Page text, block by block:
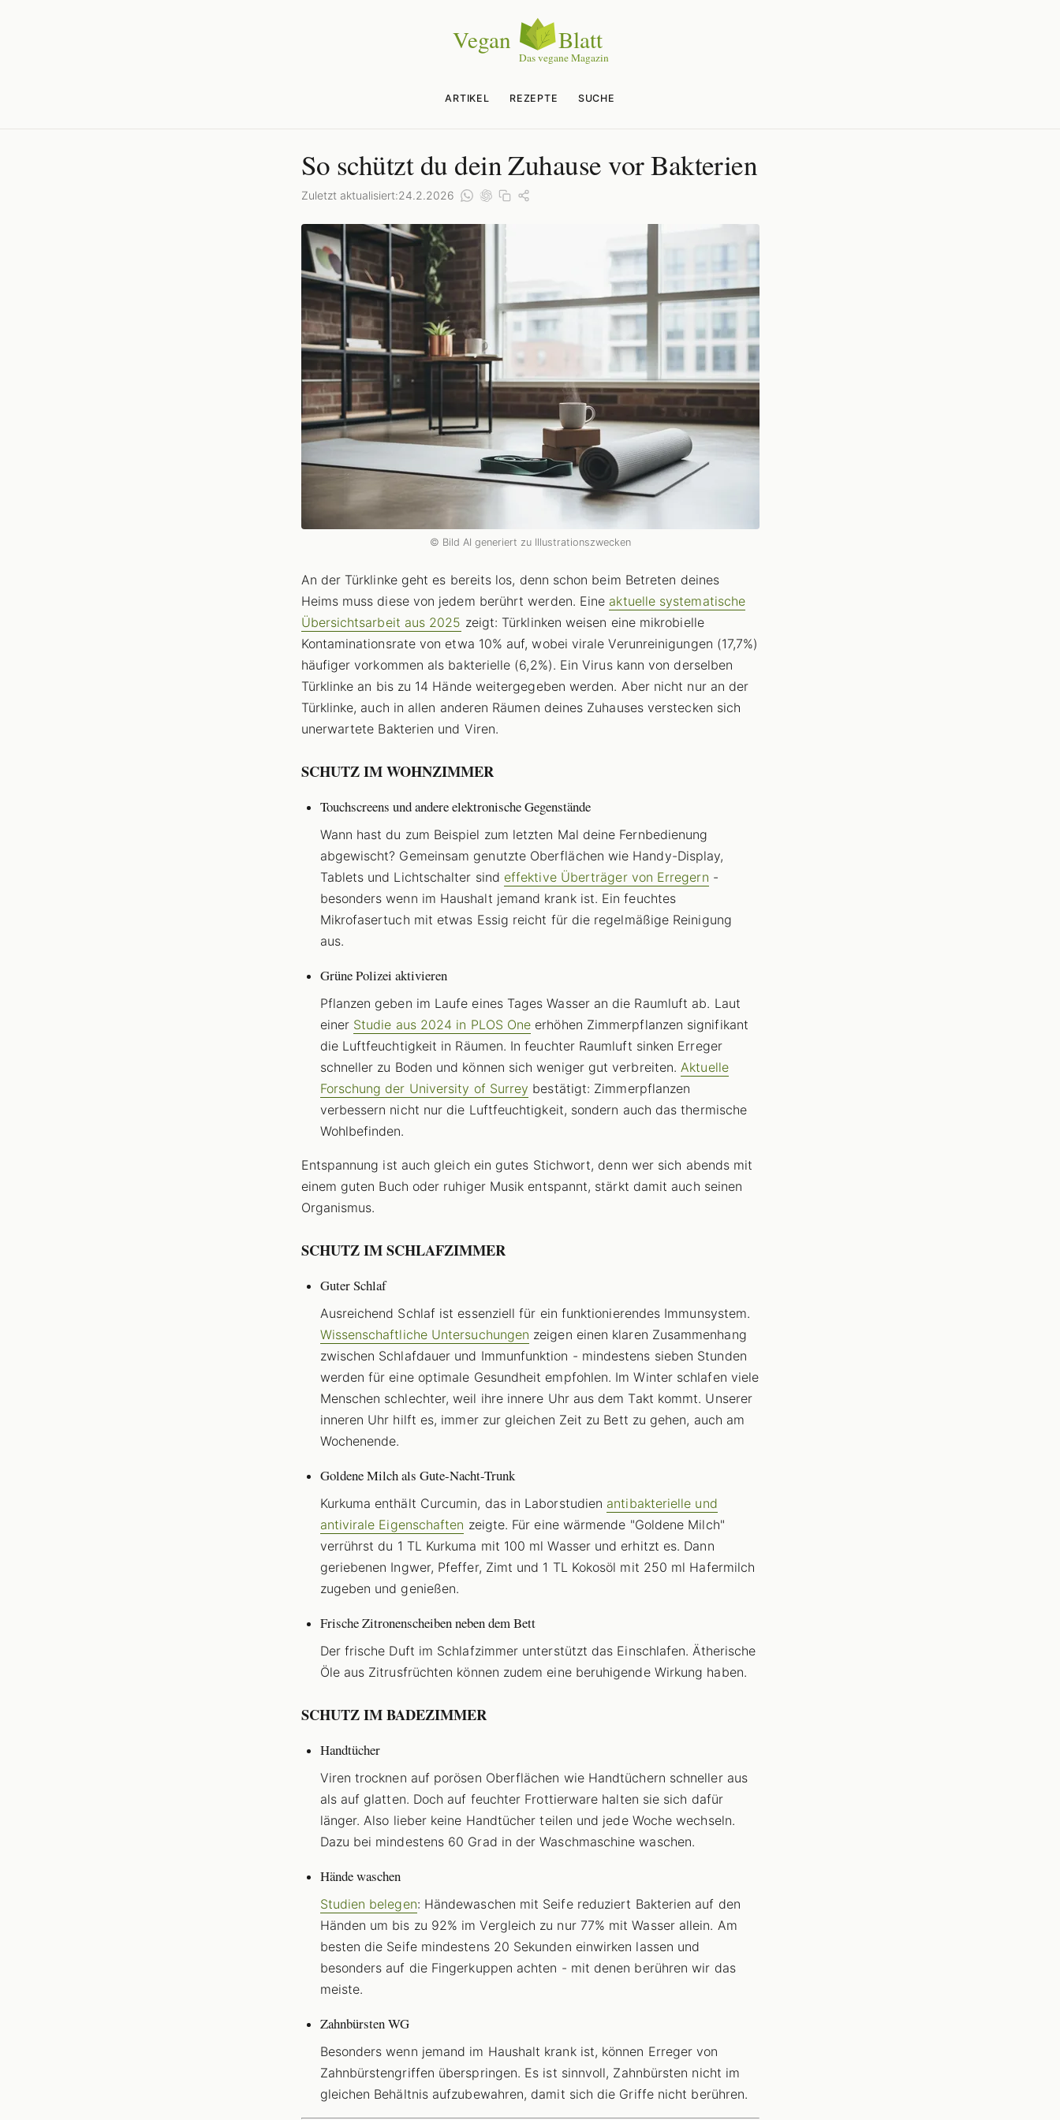
ARTIKEL REZEPTE SUCHE
So schützt du dein Zuhause vor Bakterien
Zuletzt aktualisiert:24.2.2026
© Bild AI generiert zu Illustrationszwecken
An der Türklinke geht es bereits los, denn schon beim Betreten deines
Heims muss diese von jedem berührt werden. Eine aktuelle systematische
Übersichtsarbeit aus 2025 zeigt: Türklinken weisen eine mikrobielle
Kontaminationsrate von etwa 10% auf, wobei virale Verunreinigungen (17,7%)
häufiger vorkommen als bakterielle (6,2%). Ein Virus kann von derselben
Türklinke an bis zu 14 Hände weitergegeben werden. Aber nicht nur an der
Türklinke, auch in allen anderen Räumen deines Zuhauses verstecken sich
unerwartete Bakterien und Viren.
SCHUTZ IM WOHNZIMMER
Touchscreens und andere elektronische Gegenstände
Wann hast du zum Beispiel zum letzten Mal deine Fernbedienung
abgewischt? Gemeinsam genutzte Oberflächen wie Handy-Display,
Tablets und Lichtschalter sind effektive Überträger von Erregern -
besonders wenn im Haushalt jemand krank ist. Ein feuchtes
Mikrofasertuch mit etwas Essig reicht für die regelmäßige Reinigung
aus.
Grüne Polizei aktivieren
Pflanzen geben im Laufe eines Tages Wasser an die Raumluft ab. Laut
einer Studie aus 2024 in PLOS One erhöhen Zimmerpflanzen signifikant
die Luftfeuchtigkeit in Räumen. In feuchter Raumluft sinken Erreger
schneller zu Boden und können sich weniger gut verbreiten.Aktuelle
Forschung der University of Surrey bestätigt: Zimmerpflanzen
verbessern nicht nur die Luftfeuchtigkeit, sondern auch das thermische
Wohlbefinden.
Entspannung ist auch gleich ein gutes Stichwort, denn wer sich abends mit
einem guten Buch oder ruhiger Musik entspannt, stärkt damit auch seinen
Organismus.
SCHUTZ IM SCHLAFZIMMER
Guter Schlaf
Ausreichend Schlaf ist essenziell für ein funktionierendes Immunsystem.
Wissenschaftliche Untersuchungen zeigen einen klaren Zusammenhang
zwischen Schlafdauer und Immunfunktion - mindestens sieben Stunden
werden für eine optimale Gesundheit empfohlen. Im Winter schlafen viele
Menschen schlechter, weil ihre innere Uhr aus dem Takt kommt. Unserer
inneren Uhr hilft es, immer zur gleichen Zeit zu Bett zu gehen, auch am
Wochenende.
Goldene Milch als Gute-Nacht-Trunk
Kurkuma enthält Curcumin, das in Laborstudien antibakterielle und
antivirale Eigenschaften zeigte. Für eine wärmende "Goldene Milch"
verrührst du 1 TL Kurkuma mit 100 ml Wasser und erhitzt es. Dann
geriebenen Ingwer, Pfeffer, Zimt und 1 TL Kokosöl mit 250 ml Hafermilch
zugeben und genießen.
Frische Zitronenscheiben neben dem Bett
Der frische Duft im Schlafzimmer unterstützt das Einschlafen. Ätherische
Öle aus Zitrusfrüchten können zudem eine beruhigende Wirkung haben.
SCHUTZ IM BADEZIMMER
Handtücher
Viren trocknen auf porösen Oberflächen wie Handtüchern schneller aus
als auf glatten. Doch auf feuchter Frottierware halten sie sich dafür
länger. Also lieber keine Handtücher teilen und jede Woche wechseln.
Dazu bei mindestens 60 Grad in der Waschmaschine waschen.
Hände waschen
Studien belegen: Händewaschen mit Seife reduziert Bakterien auf den
Händen um bis zu 92% im Vergleich zu nur 77% mit Wasser allein. Am
besten die Seife mindestens 20 Sekunden einwirken lassen und
besonders auf die Fingerkuppen achten - mit denen berühren wir das
meiste.
Zahnbürsten WG
Besonders wenn jemand im Haushalt krank ist, können Erreger von
Zahnbürstengriffen überspringen. Es ist sinnvoll, Zahnbürsten nicht im
gleichen Behältnis aufzubewahren, damit sich die Griffe nicht berühren.